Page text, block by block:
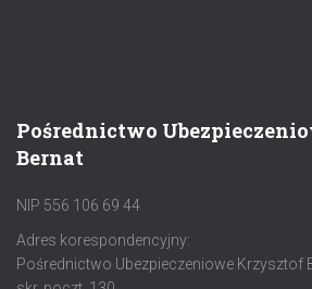
Pośrednictwo
Bernat
NIP 556 106 69 44
Adres korespondencyjny:
Pośrednictwo Ubezpieczeniowe Krzysztof